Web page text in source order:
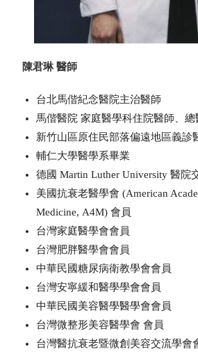
陳君琳 醫師
台北馬偕紀念醫院主治醫師
馬偕醫院 家庭醫學科住院醫師、總
新竹山區原住⺠部落偏遠地區義診
輔仁大學醫學系畢業
德國 Martin Luther University 醫院
美國抗衰老醫學會 (American
Medicine,A4M) 會員
台灣家庭醫學會會員
台灣肥胖醫學會會員
中華⺠國糖尿病衛教學會會員
台灣安寧緩和醫學學會會員
中華⺠國美容醫學醫學會會員
台灣微整形美容醫學會 會員
台灣醫抗衰老暨微創美容交流學會